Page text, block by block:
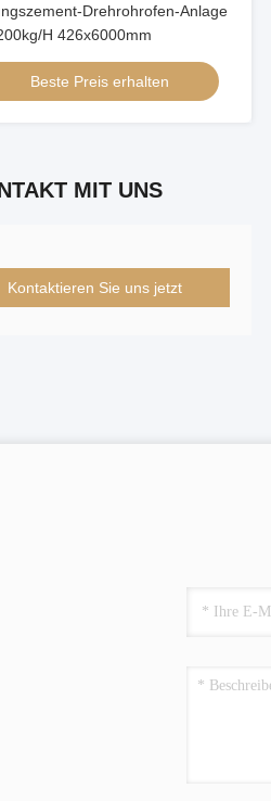
Drehrohrofen-Anlage
H 426x6000mm
Beste Preis erhalten
MIT UNS
Kontaktieren Sie uns jetzt